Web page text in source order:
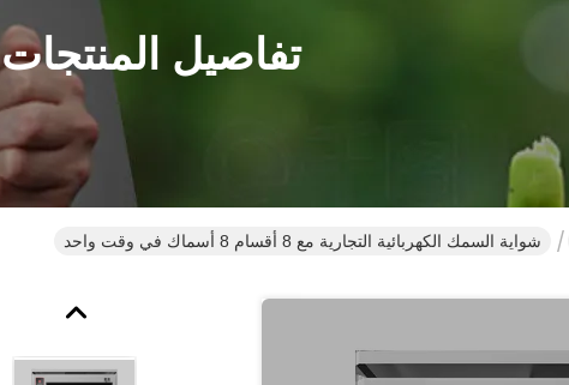
تفاصيل المنتجات
شواية السمك الكهربائية التجارية مع 8 أقسام 8 أسماك في وقت واحد